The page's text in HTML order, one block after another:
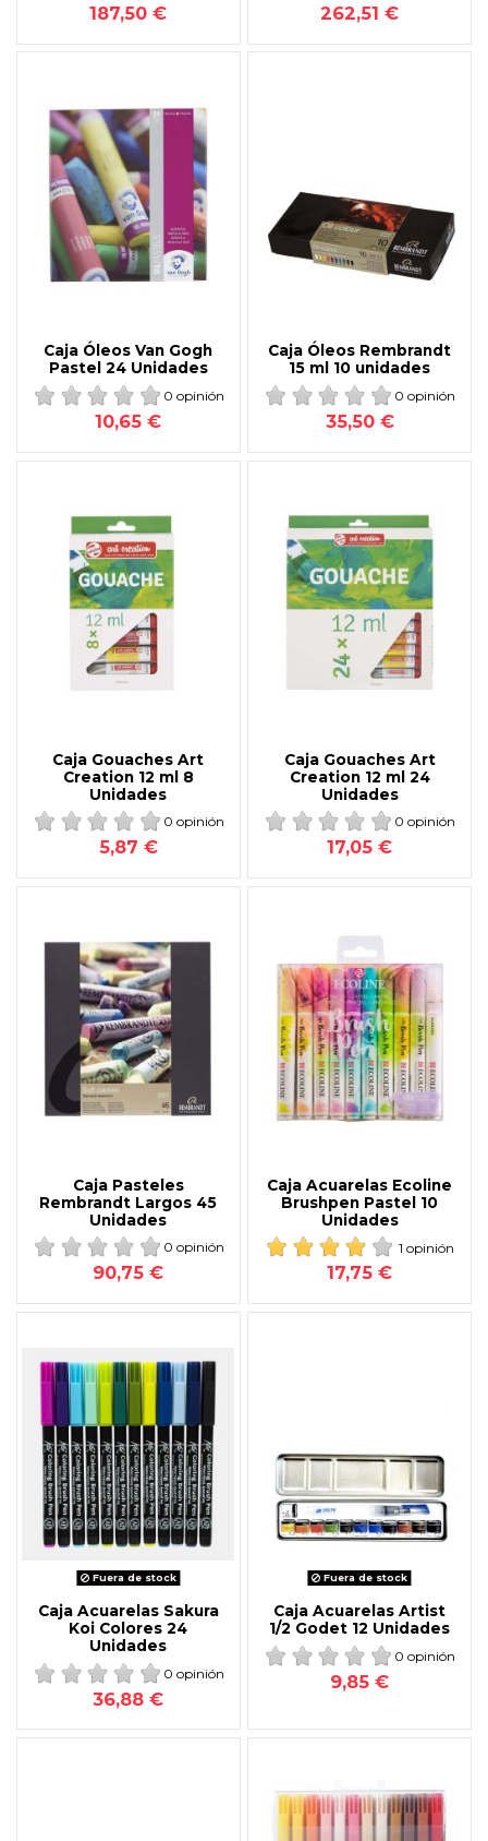
187,50 € 262,51 €
Caja Óleos Van Gogh
Pastel 24 Unidades
0 opinión
10,65 €
Caja Óleos Rembrandt
15 ml 10 unidades
0 opinión
35,50 €
Caja Gouaches Art
Creation 12 ml 8
Unidades
0 opinión
5,87 €
Caja Gouaches Art
Creation 12 ml 24
Unidades
0 opinión
17,05 €
Caja Pasteles
Rembrandt Largos 45
Unidades
0 opinión
90,75 €
Caja Acuarelas Ecoline
Brushpen Pastel 10
Unidades
1 opinión
17,75 €
Fuera de stock
Caja Acuarelas Sakura
Koi Colores 24
Unidades
0 opinión
36,88 €
Fuera de stock
Caja Acuarelas Artist
1/2 Godet 12 Unidades
0 opinión
9,85 €